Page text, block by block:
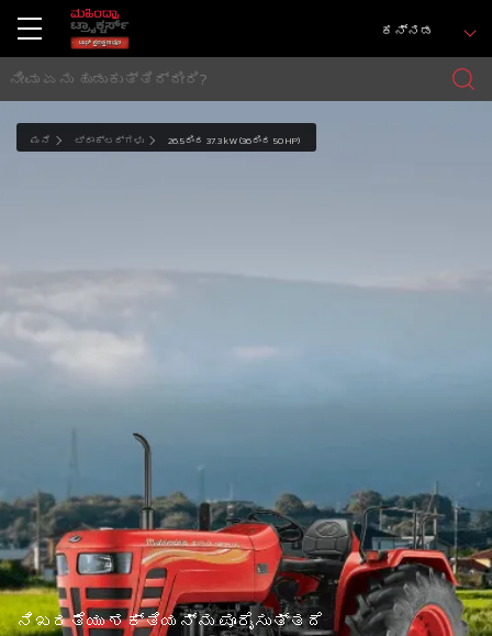
ಕನ್ನಡ
ಮನೆ ಟ್ರಾಕ್ಟರ್ಗಳು 26.5ರಿಂದ 37.3 kW (36ರಿಂದ 50 HP)
ನಿಖರತೆಯು ಶಕ್ತಿಯನ್ನು ಪೂರೈಸುತ್ತದೆ